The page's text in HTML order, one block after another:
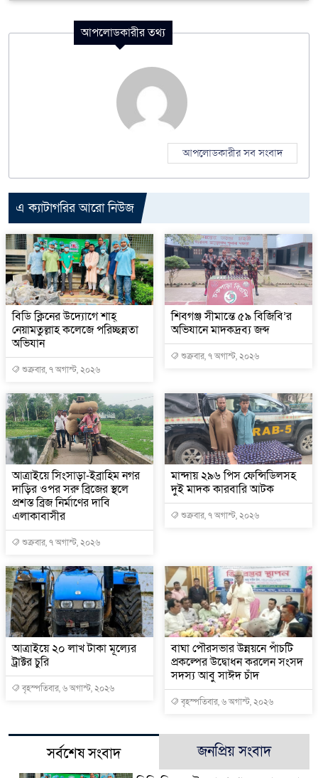
আপলোডকারীর তথ্য
আপলোডকারীর সব সংবাদ
এ ক্যাটাগরির আরো নিউজ
বিডি ক্লিনের উদ্যোগে শাহ্
নেয়ামতুল্লাহ কলেজে পরিচ্ছন্নতা
অভিযান
শুক্রবার, ৭ অগাস্ট, ২০২৬
শিবগঞ্জ সীমান্তে ৫৯ বিজিবি’র
অভিযানে মাদকদ্রব্য জব্দ
শুক্রবার, ৭ অগাস্ট, ২০২৬
আত্রাইয়ে সিংসাড়া-ইব্রাহিম নগর
দাড়ির ওপর সরু ব্রিজের স্থলে
প্রশস্ত ব্রিজ নির্মাণের দাবি
এলাকাবাসীর
শুক্রবার, ৭ অগাস্ট, ২০২৬
মান্দায় ২৯৬ পিস ফেন্সিডিলসহ
দুই মাদক কারবারি আটক
শুক্রবার, ৭ অগাস্ট, ২০২৬
আত্রাইয়ে ২০ লাখ টাকা মূল্যের
ট্রাক্টর চুরি
বৃহস্পতিবার, ৬ অগাস্ট, ২০২৬
বাঘা পৌরসভার উন্নয়নে পাঁচটি
প্রকল্পের উদ্বোধন করলেন সংসদ
সদস্য আবু সাঈদ চাঁদ
বৃহস্পতিবার, ৬ অগাস্ট, ২০২৬
সর্বশেষ সংবাদ জনপ্রিয় সংবাদ